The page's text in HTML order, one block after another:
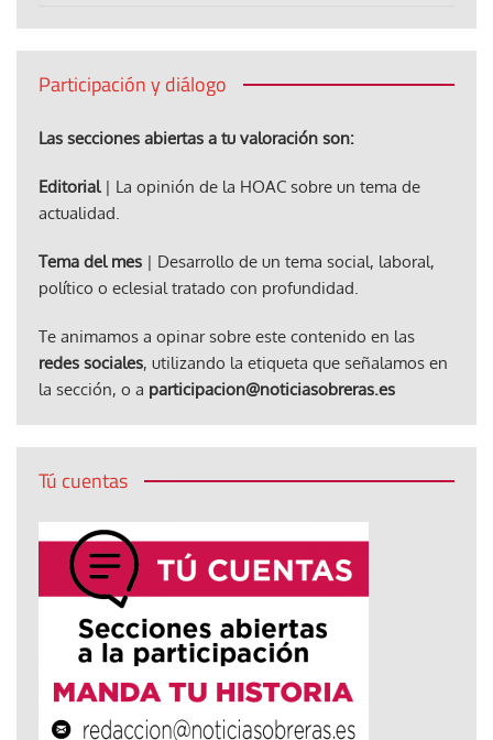
Participación y diálogo
Las secciones abiertas a tu valoración son:
Editorial| La opinión de la HOAC sobre un tema de
actualidad.
Tema del mes | Desarrollo de un tema social, laboral,
político o eclesial tratado con profundidad.
Te animamos a opinar sobre este contenido en las
redes sociales, utilizando la etiqueta que señalamos en
la sección, o a participacion@noticiasobreras.es
Tú cuentas